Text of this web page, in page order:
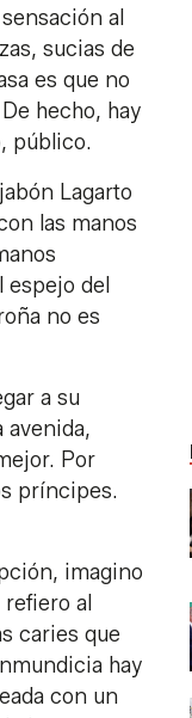
al
sucias de
es que no
hecho, hay
público.
Lagarto
las manos
del
no es
a su
avenida,
Por
príncipes.
imagino
al
caries que
hay
con un